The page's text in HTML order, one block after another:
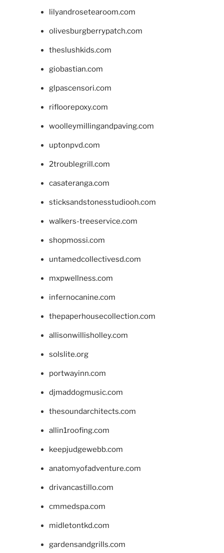
lilyandrosetearoom.com
olivesburgberrypatch.com
theslushkids.com
giobastian.com
glpascensori.com
rifloorepoxy.com
woolleymillingandpaving.com
uptonpvd.com
2troublegrill.com
casateranga.com
sticksandstonesstudiooh.com
walkers-treeservice.com
shopmossi.com
untamedcollectivesd.com
mxpwellness.com
infernocanine.com
thepaperhousecollection.com
allisonwillisholley.com
solslite.org
portwayinn.com
djmaddogmusic.com
thesoundarchitects.com
allin1roofing.com
keepjudgewebb.com
anatomyofadventure.com
drivancastillo.com
cmmedspa.com
midletontkd.com
gardensandgrills.com